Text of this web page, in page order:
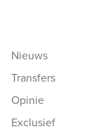
Nieuws
Transfers
Opinie
Exclusief